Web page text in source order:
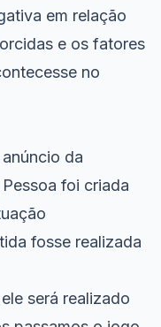
em relação
e os fatores
no
da
foi criada
fosse realizada
será realizado